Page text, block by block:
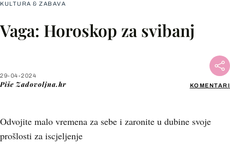
KULTURA & ZABAVA
Vaga: Horoskop za svibanj
29-04-2024
Piše Zadovoljna.hr KOMENTARI
Odvojite malo vremena za sebe i zaronite u dubine svoje
prošlosti za iscjeljenje
Facebook